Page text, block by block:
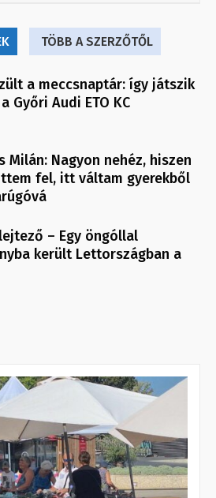
TÖBB A SZERZŐTŐL
a meccsnaptár: így játszik
Győri Audi ETO KC
Milán: Nagyon nehéz, hiszen
fel, itt váltam gyerekből
– Egy öngóllal
került Lettországban a